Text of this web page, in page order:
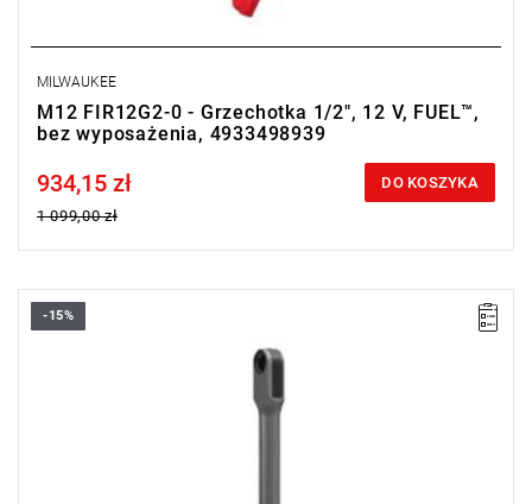
MILWAUKEE
M12 FIR12G2-0 - Grzechotka 1/2", 12 V, FUEL™,
bez wyposażenia, 4933498939
Price tax included
934,15 zł
1 099,00 zł
DO KOSZYKA
Grzechotka przelotowa od Milwaukee zapewnia odpowiednie
połączenie mocy i prędkości, będąc przy tym idealnym
narzędziem do pracy w miejscach o ograniczonej przestrzeni.
zarejestruj fakturę i odbierz dodatkowy akumulator za 2 zł.
-15%